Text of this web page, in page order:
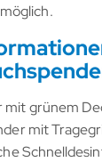
mit grünem
mit